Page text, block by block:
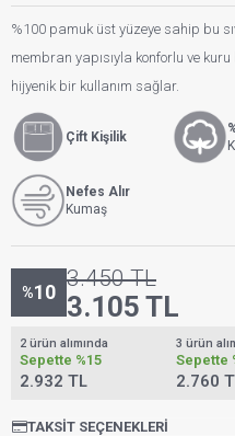
%100 pamuk üst yüzeye sahip bu
membran yapısıyla konforlu ve
hijyenik bir kullanım sağlar.
Çift Kişilik
Nefes Alır
Kumaş
%10
3.450TL
3.105 TL
2 ürün alımında
Sepette %15
2.932 TL
3 ürün
Sepette
2.760
TAKSIT SEÇENEKLERI